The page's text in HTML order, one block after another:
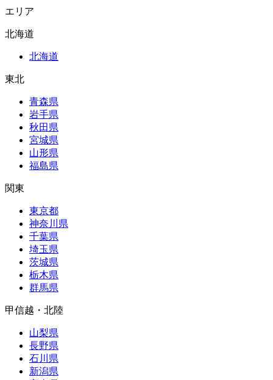
エリア
北海道
北海道
東北
青森県
岩手県
秋田県
宮城県
山形県
福島県
関東
東京都
神奈川県
千葉県
埼玉県
茨城県
栃木県
群馬県
甲信越・北陸
山梨県
長野県
石川県
新潟県